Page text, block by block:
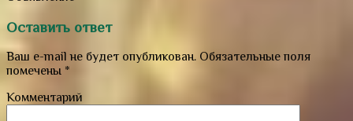
Оставить ответ
Ваш e-mail не будет опубликован. Обязательные поля
помечены *
Комментарий